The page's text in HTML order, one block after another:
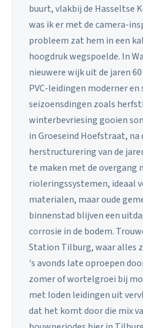
buurt, vlakbij de Hasseltse
was ik er met de camera-
probleem zat hem in een
hoogdruk wegspoelde. In
nieuwere wijk uit de jaren
PVC-leidingen moderner
seizoensdingen zoals
winterbevriesing gooien
in Groeseind Hoefstraat, na
herstructurering van de
te maken met de overgang
rioleringssystemen, ideaal
materialen, maar oude
binnenstad blijven een
corrosie in de bodem.
Station Tilburg, waar alles
's avonds late oproepen
zomer of wortelgroei bij
met loden leidingen uit
dat het komt door die mix